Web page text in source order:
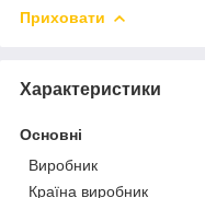
Приховати
Характеристики
Основні
Виробник
Країна виробник